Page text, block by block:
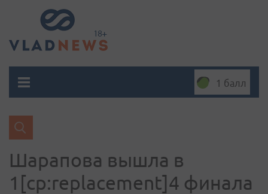
1 балл
Шарапова вышла в
1[cp:replacement]4 финала